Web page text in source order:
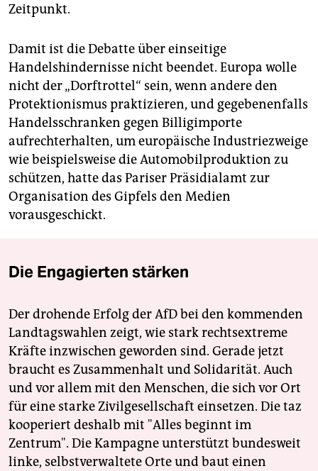
Zeitpunkt.
Damit ist die Debatte über einseitige
Handelshindernisse nicht beendet. Europa wolle
nicht der „Dorftrottel“ sein, wenn andere den
Protektionismus praktizieren, und gegebenenfalls
Handelsschranken gegen Billigimporte
aufrechterhalten, um europäische Industriezweige
wie beispielsweise die Automobilproduktion zu
schützen, hatte das Pariser Präsidialamt zur
Organisation des Gipfels den Medien
vorausgeschickt.
Die Engagierten stärken
Der drohende Erfolg der AfD bei den kommenden
Landtagswahlen zeigt, wie stark rechtsextreme
Kräfte inzwischen geworden sind. Gerade jetzt
braucht es Zusammenhalt und Solidarität. Auch
und vor allem mit den Menschen, die sich vor Ort
für eine starke Zivilgesellschaft einsetzen. Die taz
kooperiert deshalb mit "Alles beginnt im
Zentrum". Die Kampagne unterstützt bundesweit
linke, selbstverwaltete Orte und baut einen